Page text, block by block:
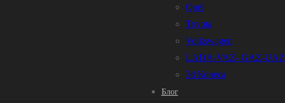
Opel
Toyota
Volkswagen
LADA-VAZ- GAZ-UAZ
3d Колеса
Блог